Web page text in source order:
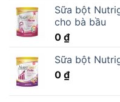
Sữa bột
cho bà bầu
0 ₫
Sữa bột
0 ₫